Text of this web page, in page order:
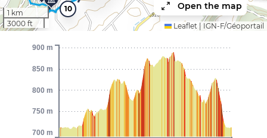
10
1 km
3000 ft
Open the map
Leaflet IGN-F/Géoportail
700 m
750 m
800 m
850 m
900 m